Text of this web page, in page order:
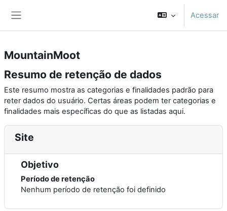
Acessar
MountainMoot
Resumo de retenção de dados
Este resumo mostra as categorias e finalidades padrão para
reter dados do usuário. Certas áreas podem ter categorias e
finalidades mais específicas do que as listadas aqui.
Site
Objetivo
Período de retenção
Nenhum período de retenção foi definido